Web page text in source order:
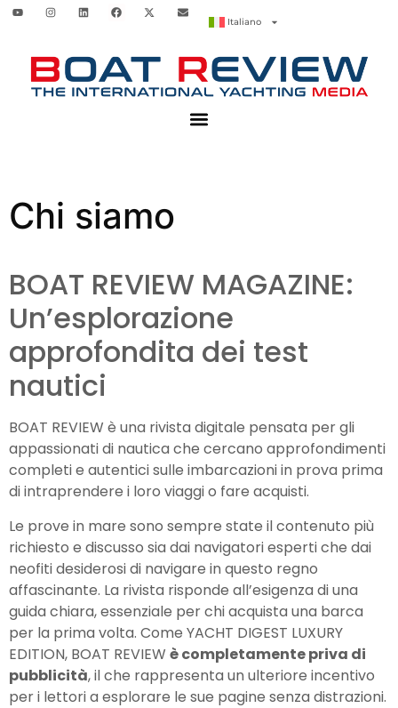
Italiano
Chi siamo
BOAT REVIEW MAGAZINE:
Un’esplorazione
approfondita dei test
nautici
BOAT REVIEW è una rivista digitale pensata per gli
appassionati di nautica che cercano approfondimenti
completi e autentici sulle imbarcazioni in prova prima
di intraprendere i loro viaggi o fare acquisti.
Le prove in mare sono sempre state il contenuto più
richiesto e discusso sia dai navigatori esperti che dai
neofiti desiderosi di navigare in questo regno
affascinante. La rivista risponde all’esigenza di una
guida chiara, essenziale per chi acquista una barca
per la prima volta. Come YACHT DIGEST LUXURY
EDITION, BOAT REVIEW è completamente priva di
pubblicità, il che rappresenta un ulteriore incentivo
per i lettori a esplorare le sue pagine senza distrazioni.